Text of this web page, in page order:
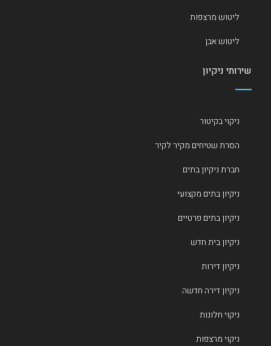
ליטוש מרצפות
ליטוש אבן
שירותי ניקיון
ניקוי בקיטור
הסרת שטיחים מקיר לקיר
חברת ניקיון בתים
ניקיון בתים מקצועי
ניקיון בתים פרטיים
ניקיון בית חדש
ניקיון דירות
ניקיון דירה חדשה
ניקוי חלונות
ניקוי מרצפות